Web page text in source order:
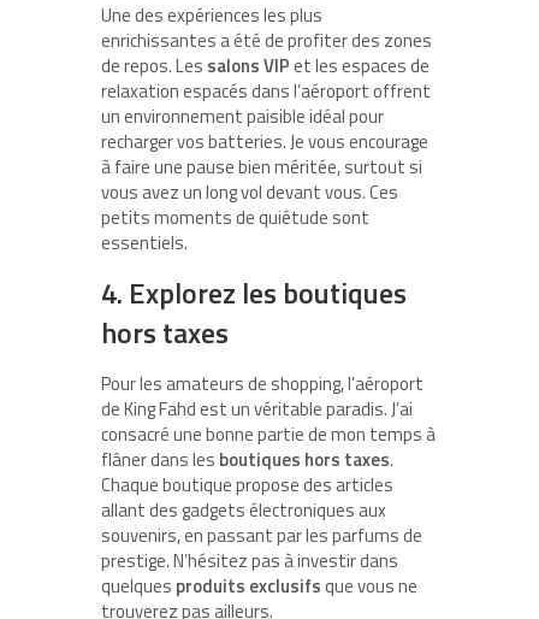
Une des expériences les plus
enrichissantes a été de profiter des zones
de repos. Les salons VIPet les espaces de
relaxation espacés dans l’aéroport offrent
un environnement paisible idéal pour
recharger vos batteries. Je vous encourage
à faire une pause bien méritée, surtout si
vous avez un long vol devant vous. Ces
petits moments de quiétude sont
essentiels.
4. Explorez les boutiques
hors taxes
Pour les amateurs de shopping, l’aéroport
de King Fahd est un véritable paradis. J’ai
consacré une bonne partie de mon temps à
flâner dans les boutiques hors taxes.
Chaque boutique propose des articles
allant des gadgets électroniques aux
souvenirs, en passant par les parfums de
prestige. N’hésitez pas à investir dans
quelques produits exclusifsque vous ne
trouverez pas ailleurs.